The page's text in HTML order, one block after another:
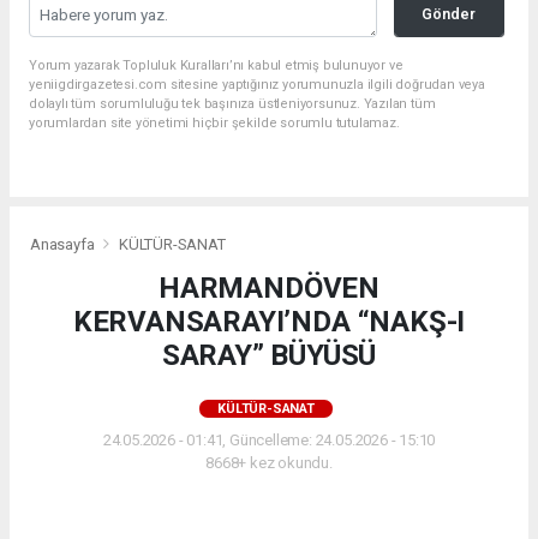
Gönder
Yorum yazarak Topluluk Kuralları’nı kabul etmiş bulunuyor ve
yeniigdirgazetesi.com sitesine yaptığınız yorumunuzla ilgili doğrudan veya
dolaylı tüm sorumluluğu tek başınıza üstleniyorsunuz. Yazılan tüm
yorumlardan site yönetimi hiçbir şekilde sorumlu tutulamaz.
Anasayfa KÜLTÜR-SANAT
HARMANDÖVEN
KERVANSARAYI’NDA “NAKŞ-I
SARAY” BÜYÜSÜ
KÜLTÜR-SANAT
24.05.2026 - 01:41, Güncelleme: 24.05.2026 - 15:10
8668+ kez okundu.